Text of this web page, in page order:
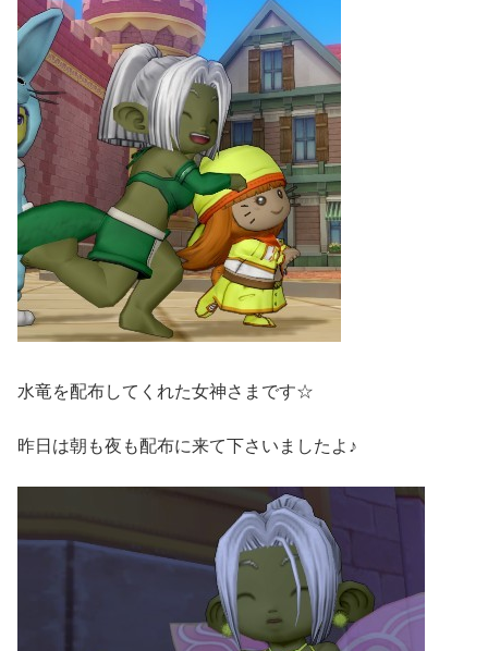
水竜を配布してくれた女神さまです☆
昨日は朝も夜も配布に来て下さいましたよ♪